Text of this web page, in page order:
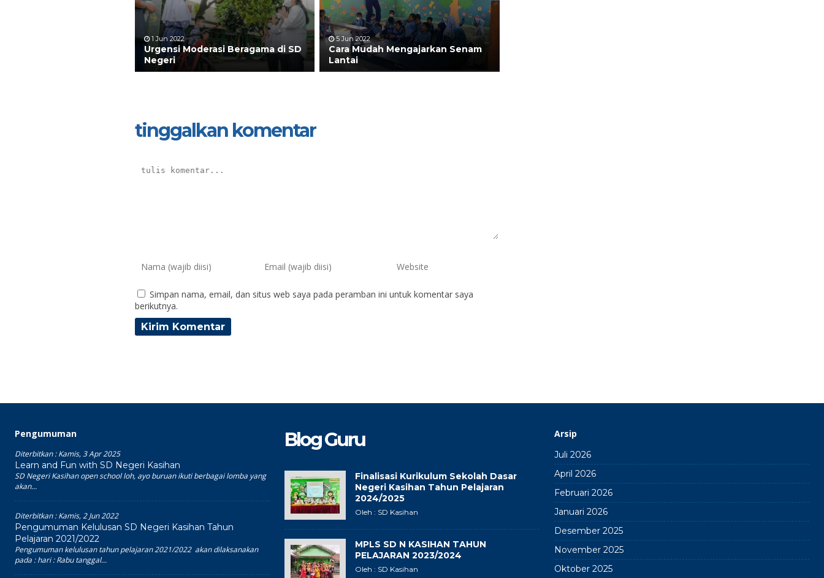
1 Jun 2022
Urgensi Moderasi Beragama di SD
Negeri
5 Jun 2022
Cara Mudah Mengajarkan Senam
Lantai
tinggalkan komentar
Simpan nama, email, dan situs web saya pada peramban ini untuk komentar saya
berikutnya.
Pengumuman
Diterbitkan :Kamis, 3 Apr 2025
Learn and Fun with SD Negeri Kasihan
SD Negeri Kasihan open school loh, ayo buruan ikuti berbagai lomba yang
akan...
Diterbitkan :Kamis, 2 Jun 2022
Pengumuman Kelulusan SD Negeri Kasihan Tahun
Pelajaran 2021/2022
Pengumuman kelulusan tahun pelajaran 2021/2022 akan dilaksanakan
pada : hari : Rabu tanggal...
Blog Guru
Finalisasi Kurikulum Sekolah Dasar
Negeri Kasihan Tahun Pelajaran
2024/2025
Oleh : SD Kasihan
MPLS SD N KASIHAN TAHUN
PELAJARAN 2023/2024
Oleh : SD Kasihan
Arsip
Juli 2026
April 2026
Februari 2026
Januari 2026
Desember 2025
November 2025
Oktober 2025